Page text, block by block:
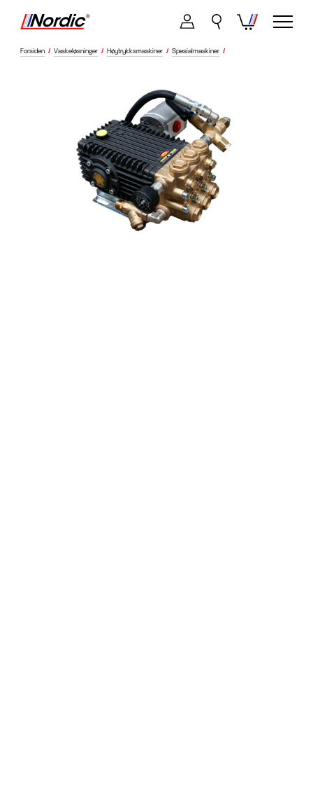
Forsiden / Vaskeløsninger / Høytrykksmaskiner / Spesialmaskiner /